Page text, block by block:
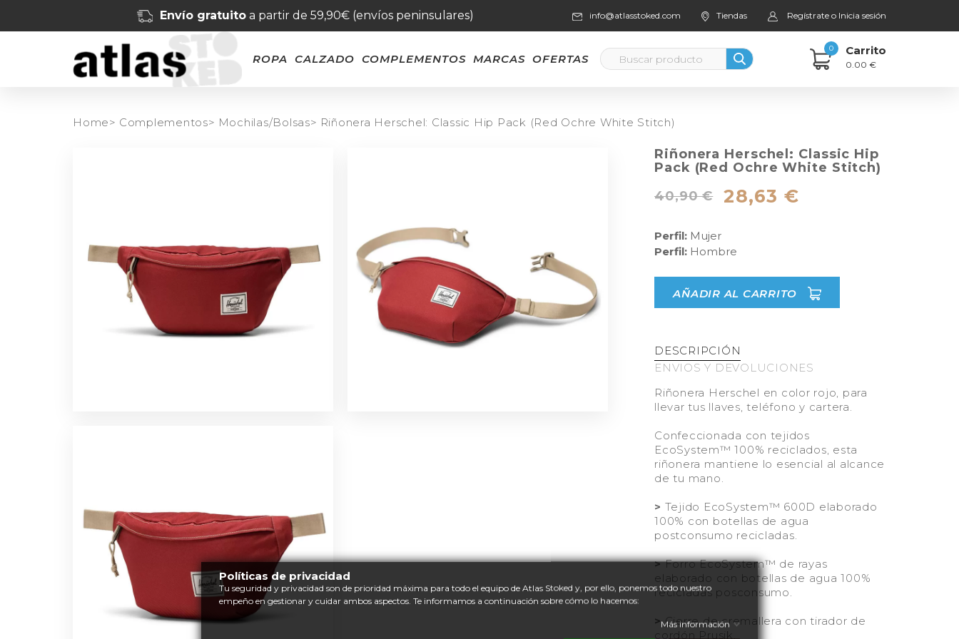
Envío gratuitoa partir de 59,90€ (envíos peninsulares) info@atlasstoked.com Tiendas Regístrate o Inicia sesión
ROPA CALZADO COMPLEMENTOS MARCAS OFERTAS
0 Carrito
0.00 €
Home> Complementos> Mochilas/Bolsas> Riñonera Herschel: Classic Hip Pack (Red Ochre White Stitch)
Riñonera Herschel: Classic Hip
Pack (Red Ochre White Stitch)
40,90 €
28,63 €
Perfil: Mujer
Perfil: Hombre
AÑADIR AL CARRITO
DESCRIPCIÓN
ENVIOS Y DEVOLUCIONES
Riñonera Herschel en color rojo, para
llevar tus llaves, teléfono y cartera.
Confeccionada con tejidos
EcoSystem™ 100% reciclados, esta
riñonera mantiene lo esencial al alcance
de tu mano.
> Tejido EcoSystem™ 600D elaborado
100% con botellas de agua
postconsumo recicladas.
>Forro EcoSystem™ de rayas
elaborado con botellas de agua 100%
recicladas posconsumo.
>Cierre de cremallera con tirador de
cordón Prusik.
Políticas de privacidad
Tu seguridad y privacidad son de prioridad máxima para todo el equipo de Atlas Stoked y, por ello, ponemos todo nuestro
empeño en gestionar y cuidar ambos aspectos. Te informamos a continuación sobre cómo lo hacemos:
Más información